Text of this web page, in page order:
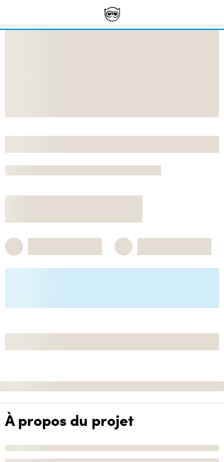
À propos du projet